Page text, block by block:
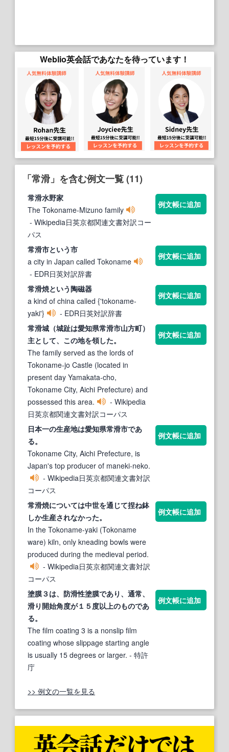
Weblio英会話であなたを待っています！
「常滑」を含む例文一覧 (11)
常滑水野家
The Tokoname-Mizuno family
- Wikipedia日英京都関連文書対訳コー
パス
例文帳に追加
常滑市という市
a city in Japan called Tokoname
- EDR日英対訳辞書
例文帳に追加
常滑焼という陶磁器
a kind of china called {'tokoname-
yaki'}
- EDR日英対訳辞書
例文帳に追加
常滑城（城趾は愛知県常滑市山方町）
主として、この地を領した。
The family served as the lords of
Tokoname-jo Castle (located in
present day Yamakata-cho,
Tokoname City, Aichi Prefecture) and
possessed this area.
- Wikipedia
日英京都関連文書対訳コーパス
例文帳に追加
日本一の生産地は愛知県常滑市であ
る。
Tokoname City, Aichi Prefecture, is
Japan's top producer of maneki-neko.
- Wikipedia日英京都関連文書対訳
コーパス
例文帳に追加
常滑焼については中世を通じて捏ね鉢
しか生産されなかった。
In the Tokoname-yaki (Tokoname
ware) kiln, only kneading bowls were
produced during the medieval period.
- Wikipedia日英京都関連文書対訳
コーパス
例文帳に追加
塗膜３は、防滑性塗膜であり、通常、
滑り開始角度が１５度以上のものであ
る。
The film coating 3 is a nonslip film
coating whose slippage starting angle
is usually 15 degrees or larger. - 特許
庁
例文帳に追加
>> 例文の一覧を見る